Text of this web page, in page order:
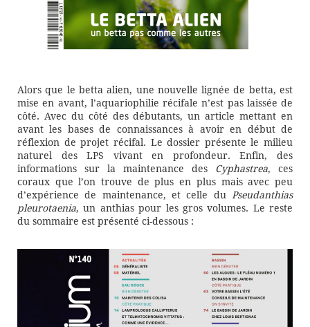
Alors que le betta alien, une nouvelle lignée de betta, est
mise en avant, l’aquariophilie récifale n’est pas laissée de
côté. Avec du côté des débutants, un article mettant en
avant les bases de connaissances à avoir en début de
réflexion de projet récifal. Le dossier présente le milieu
naturel des LPS vivant en profondeur. Enfin, des
informations sur la maintenance des Cyphastrea, ces
coraux que l’on trouve de plus en plus mais avec peu
d’expérience de maintenance, et celle du Pseudanthias
pleurotaenia, un anthias pour les gros volumes. Le reste
du sommaire est présenté ci-dessous :